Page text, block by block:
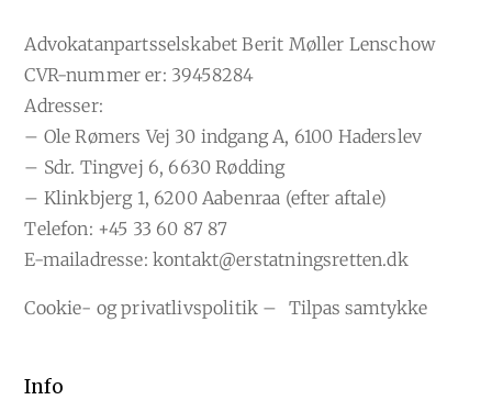
Advokatanpartsselskabet Berit Møller Lenschow
CVR-nummer er: 39458284
Adresser:
– Ole Rømers Vej 30 indgang A, 6100 Haderslev
– Sdr. Tingvej 6, 6630 Rødding
– Klinkbjerg 1, 6200 Aabenraa (efter aftale)
Telefon: +45 33 60 87 87
E-mailadresse: kontakt@erstatningsretten.dk
Cookie- og privatlivspolitik – Tilpas samtykke
Info